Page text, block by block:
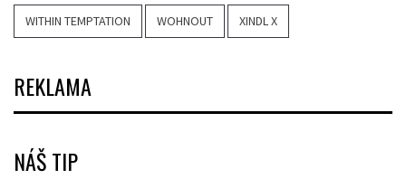
WITHIN TEMPTATION WOHNOUT XINDL X
REKLAMA
NÁŠ TIP